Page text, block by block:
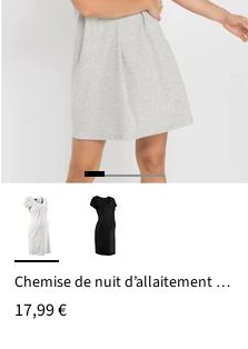
Chemise de nuit d’allaitement coton
17,99 €